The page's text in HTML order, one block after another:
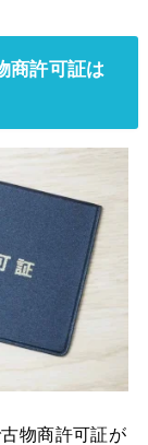
商許可証は
物商許可証が